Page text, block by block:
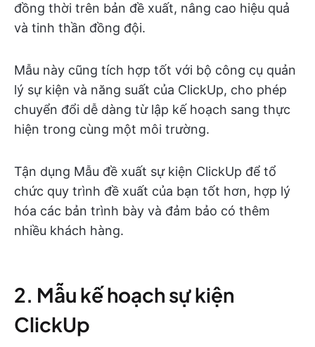
đồng thời trên bản đề xuất, nâng cao hiệu quả
và tinh thần đồng đội.
Mẫu này cũng tích hợp tốt với bộ công cụ quản
lý sự kiện và năng suất của ClickUp, cho phép
chuyển đổi dễ dàng từ lập kế hoạch sang thực
hiện trong cùng một môi trường.
Tận dụng Mẫu đề xuất sự kiện ClickUp để tổ
chức quy trình đề xuất của bạn tốt hơn, hợp lý
hóa các bản trình bày và đảm bảo có thêm
nhiều khách hàng.
2. Mẫu kế hoạch sự kiện
ClickUp